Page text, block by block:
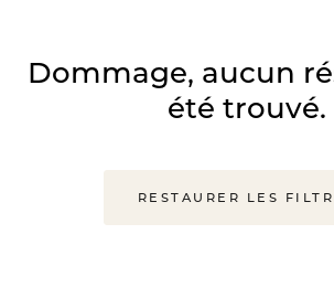
Dommage, aucun
été trouvé.
RESTAURER LES